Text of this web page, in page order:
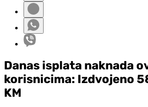
Danas isplata naknada
korisnicima: Izdvojeno
KM